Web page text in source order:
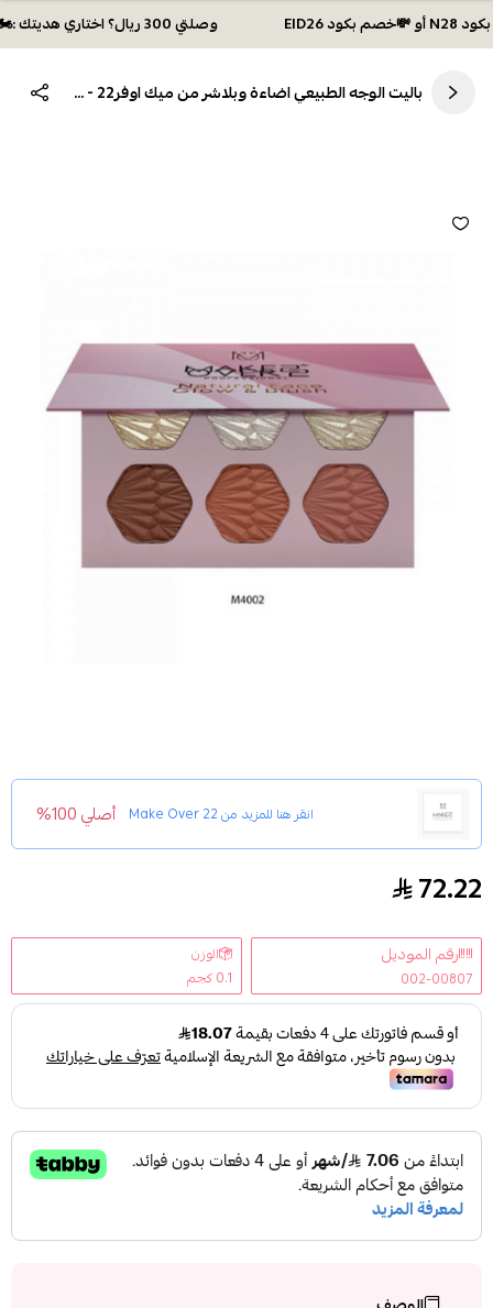
وصلتي 300 ريال؟ اختاري هديتك :🏍 شحن مجاني بكود N28 أو 💸خصم بكود EID26
باليت الوجه الطبيعي اضاءة وبلاشر من ميك اوفر22 - M4002
انقر هنا للمزيد منMake Over 22 أصلي 100%
باليت الوجه الطبيعي اضاءة وبلاشر من ميك اوفر22 - M4002
72.22
رقم الموديل
002-00807
الوزن
0.1 كجم